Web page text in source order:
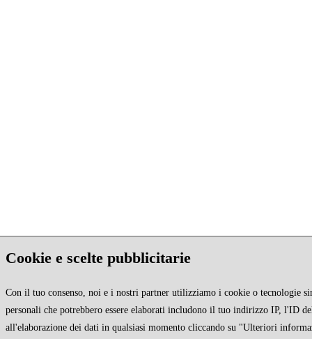
Cookie e scelte pubblicitarie
Con il tuo consenso, noi e i nostri partner utilizziamo i cookie o tecnologie
personali che potrebbero essere elaborati includono il tuo indirizzo IP, l'ID
all'elaborazione dei dati in qualsiasi momento cliccando su "Ulteriori